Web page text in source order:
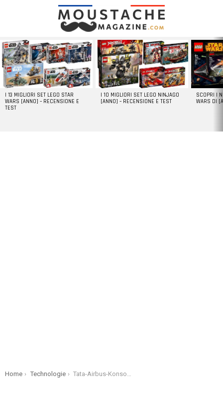
LATEST
STORIES
I 13 MIGLIORI SET LEGO STAR
WARS [ANNO] – RECENSIONE E
TEST
I 10 MIGLIORI SET LEGO NINJAGO
[ANNO] – RECENSIONE E TEST
SCOPRI I
WARS DI
You are here:
Home Technologie Tata-Airbus-Konsortium will C295-Flugzeuge in Indien herstellen